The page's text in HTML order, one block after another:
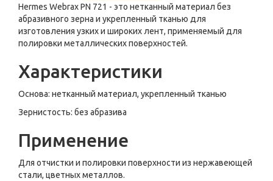
Hermes Webrax PN 721 - это нетканный материал без
абразивного зерна и укрепленный тканью для
изготовления узких и широких лент, применяемый для
полировки металлических поверхностей.
Характеристики
Основа: нетканный материал, укрепленный тканью
Зернистость: без абразива
Применение
Для отчистки и полировки поверхности из нержавеющей
стали, цветных металлов.